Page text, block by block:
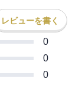
レビューを書く
0
0
0